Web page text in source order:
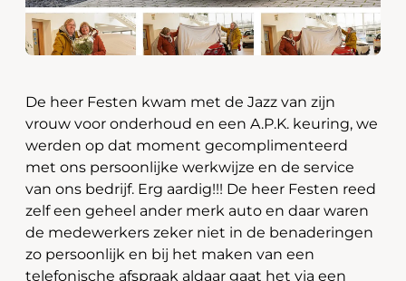
De heer Festen kwam met de Jazz van zijn
vrouw voor onderhoud en een A.P.K. keuring, we
werden op dat moment gecomplimenteerd
met ons persoonlijke werkwijze en de service
van ons bedrijf. Erg aardig!!! De heer Festen reed
zelf een geheel ander merk auto en daar waren
de medewerkers zeker niet in de benaderingen
zo persoonlijk en bij het maken van een
telefonische afspraak aldaar gaat het via een